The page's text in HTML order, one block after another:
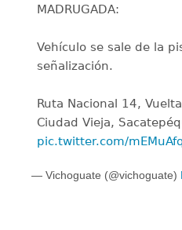
MADRUGADA:
Vehículo se sale de la
señalización.
Ruta Nacional 14,
Ciudad Vieja,
pic.twitter.com/
— Vichoguate (@vichoguate)